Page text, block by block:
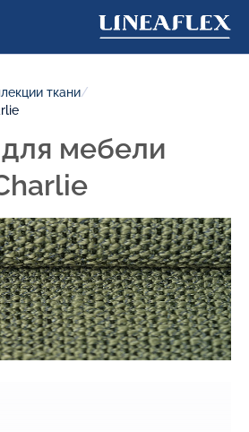
ткани/
мебели